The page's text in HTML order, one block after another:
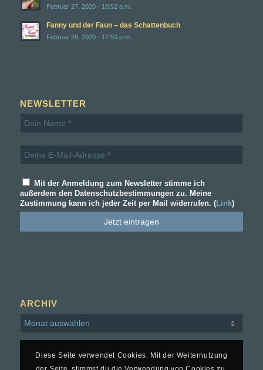
Februar 27, 2020 - 10:52 p.m.
Fanny und der Faun – das Schattenbuch
Februar 26, 2020 - 12:50 p.m.
NEWSLETTER
Mit der Anmeldung zum Newsletter stimme ich
außerdem den Datenschutzbestimmungen zu. Meine
Zustimmung kann ich jeder Zeit per Mail widerrufen. (Link)
ARCHIV
Diese Seite verwendet Cookies. Mit der Weiternutzung